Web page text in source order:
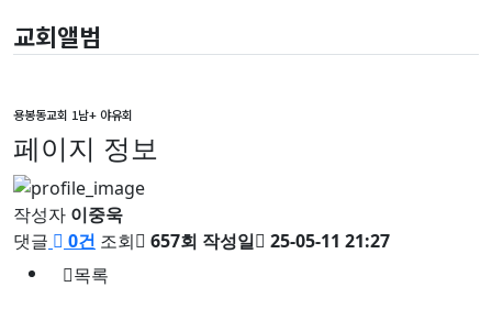
교회앨범
용봉동교회 1남+ 야유회
페이지 정보
작성자 이중욱
댓글
0건 조회 657회 작성일
25-05-11 21:27
목록